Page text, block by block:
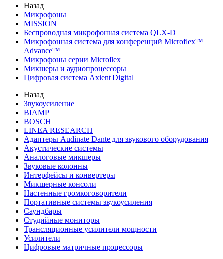
Назад
Микрофоны
MISSION
Беспроводная микрофонная система QLX-D
Микрофонная система для конференций Microflex™
Advance™
Микрофоны серии Microflex
Микшеры и аудиопроцессоры
Цифровая система Axient Digital
Назад
Звукоусиление
BIAMP
BOSCH
LINEA RESEARCH
Адаптеры Audinate Dante для звукового оборудования
Акустические системы
Аналоговые микшеры
Звуковые колонны
Интерфейсы и конвертеры
Микшерные консоли
Настенные громкоговорители
Портативные системы звукоусиления
Саундбары
Студийные мониторы
Трансляционные усилители мощности
Усилители
Цифровые матричные процессоры